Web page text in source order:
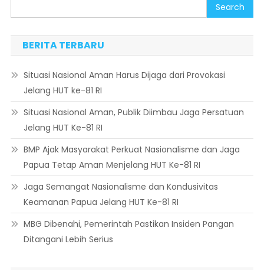
Search
BERITA TERBARU
Situasi Nasional Aman Harus Dijaga dari Provokasi
Jelang HUT ke-81 RI
Situasi Nasional Aman, Publik Diimbau Jaga Persatuan
Jelang HUT Ke-81 RI
BMP Ajak Masyarakat Perkuat Nasionalisme dan Jaga
Papua Tetap Aman Menjelang HUT Ke-81 RI
Jaga Semangat Nasionalisme dan Kondusivitas
Keamanan Papua Jelang HUT Ke-81 RI
MBG Dibenahi, Pemerintah Pastikan Insiden Pangan
Ditangani Lebih Serius